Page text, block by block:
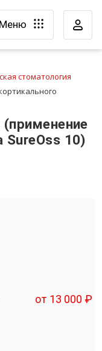
Меню
стоматология
SureOss 10)
от 13 000 ₽